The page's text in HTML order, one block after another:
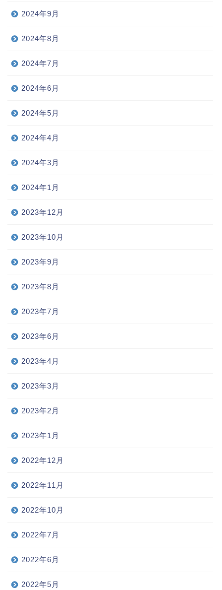
2024年9月
2024年8月
2024年7月
2024年6月
2024年5月
2024年4月
2024年3月
2024年1月
2023年12月
2023年10月
2023年9月
2023年8月
2023年7月
2023年6月
2023年4月
2023年3月
2023年2月
2023年1月
2022年12月
2022年11月
2022年10月
2022年7月
2022年6月
2022年5月